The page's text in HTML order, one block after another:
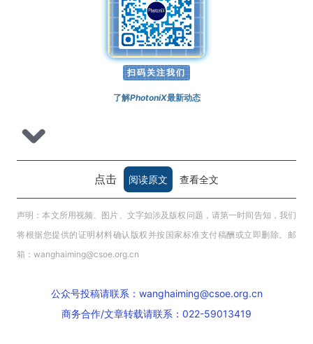
扫码关注我们
了解PhotoniX最新动态
点击 阅读原文 查看全文
声明：本文所用视频、图片、文字如涉及版权问题，请第一时间告知，我们
将根据您提供的证明材料确认版权并按国家标准支付稿酬或立即删除。邮
箱：wanghaiming@csoe.org.cn
公众号投稿请联系：wanghaiming@csoe.org.cn
商务合作/文章转载请联系：022-59013419